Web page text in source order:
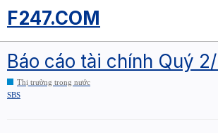
F247.COM
Báo cáo tài chính Quý
Thị trường trong nước
SBS